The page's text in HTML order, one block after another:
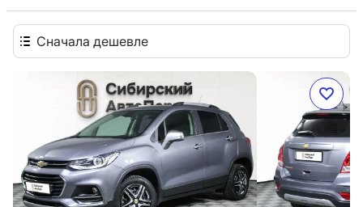
Сначала дешевле